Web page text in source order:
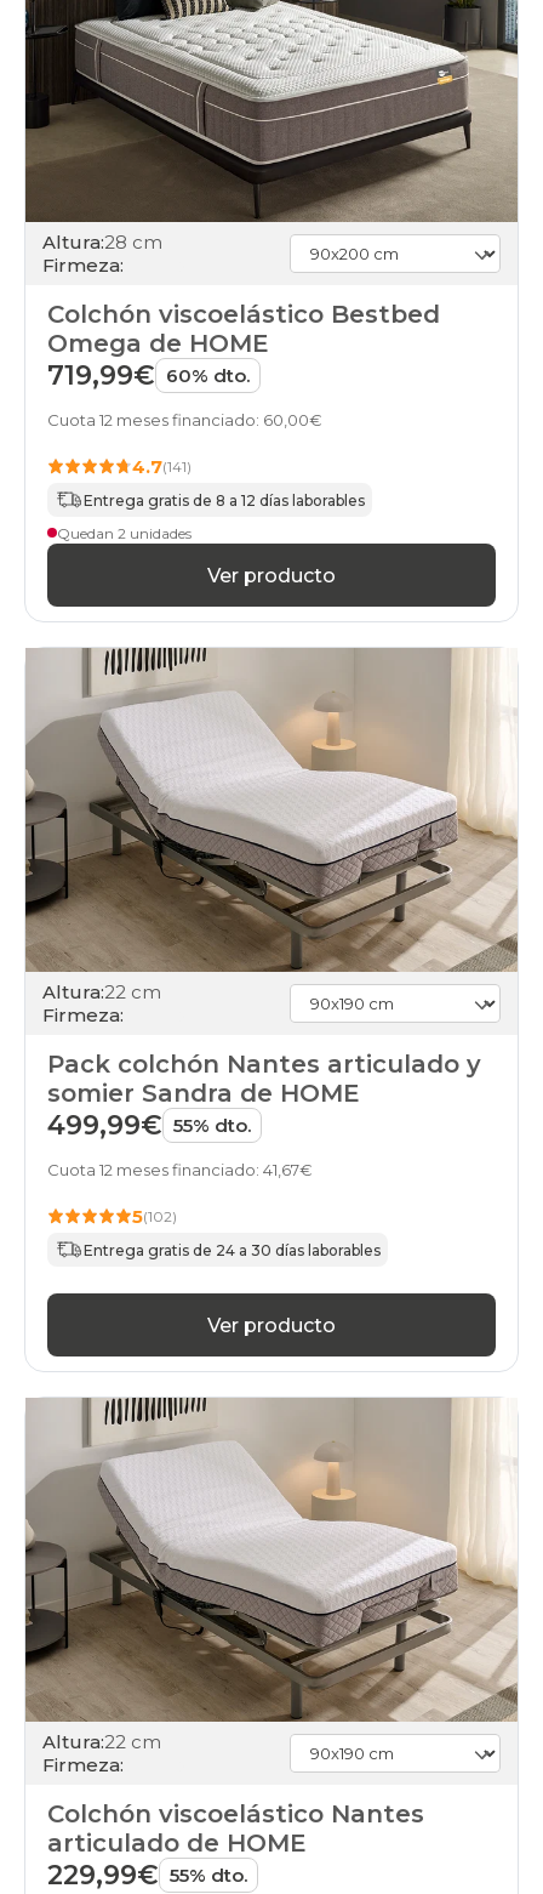
Altura:28 cm
Firmeza:
Colchón viscoelástico Bestbed
Omega de HOME
719,99€ 60% dto.
Cuota 12 meses financiado: 60,00€
4.7(141)
Entrega gratis de 8 a 12 días laborables
Quedan 2 unidades
Ver producto
Altura:22 cm
Firmeza:
Pack colchón Nantes articulado y
somier Sandra de HOME
499,99€ 55% dto.
Cuota 12 meses financiado: 41,67€
5(102)
Entrega gratis de 24 a 30 días laborables
Ver producto
Altura:22 cm
Firmeza:
Colchón viscoelástico Nantes
articulado de HOME
229,99€ 55% dto.